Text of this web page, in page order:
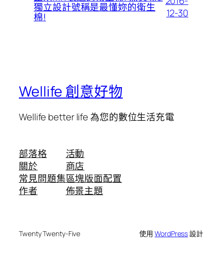
獨立設計號稱是最懂妳的衛生
棉!
12-30
Wellife 創意好物
Wellife better life 為您的數位生活充電
部落格
關於
常見問題集
作者
活動
商店
區塊版面配置
佈景主題
Twenty Twenty-Five 使用WordPress設計